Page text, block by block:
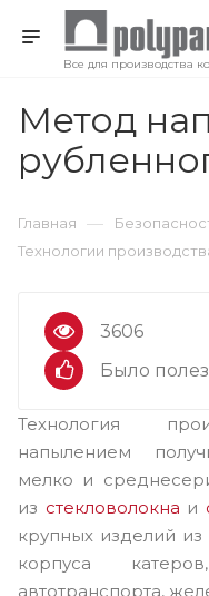
Все для производства
Метод
Главная —
Технологии
3606
Было
Технология
напылением
мелко и
из стекловолокна и
крупных изделий из
корпуса
автотранспорта,